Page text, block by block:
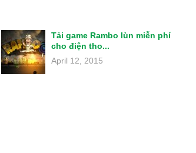
Tải game Rambo lùn miễn phí
cho điện tho...
April 12, 2015